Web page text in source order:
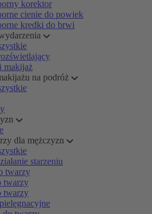
korektor
cienie do powiek
kredki do brwi
makijaż
na podróż
dla mężczyzn
starzeniu
twarzy
twarzy
twarzy